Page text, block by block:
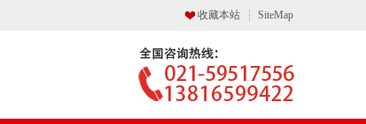
收藏本站 SiteMap